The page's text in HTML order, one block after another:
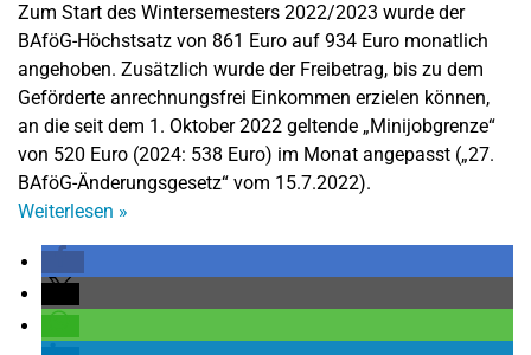
Zum Start des Wintersemesters 2022/2023 wurde der
BAföG-Höchstsatz von 861 Euro auf 934 Euro monatlich
angehoben. Zusätzlich wurde der Freibetrag, bis zu dem
Geförderte anrechnungsfrei Einkommen erzielen können,
an die seit dem 1. Oktober 2022 geltende „Minijobgrenze“
von 520 Euro (2024: 538 Euro) im Monat angepasst („27.
BAföG-Änderungsgesetz“ vom 15.7.2022).
Weiterlesen »